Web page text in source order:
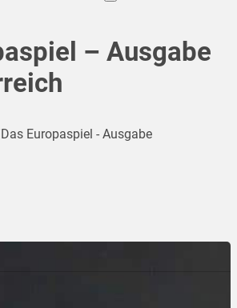
– Ausgabe
Das Europaspiel - Ausgabe